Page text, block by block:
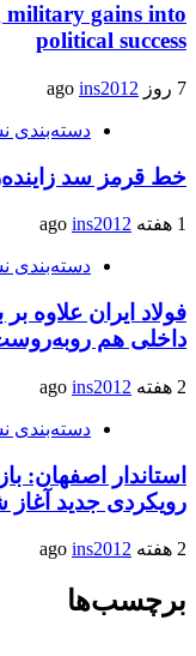
military gains into
political success
7 روز ago ins2012
دسته‌بندی
خط قرمز سد زاینده‌رود، ۲۳۶ میلیون
1 هفته ago ins2012
دسته‌بندی
فولاد ایران علاوه
داخلی هم
2 هفته ago ins2012
دسته‌بندی
استاندار اصفهان:
رویکردی جدید
2 هفته ago ins2012
برچسب‌ها